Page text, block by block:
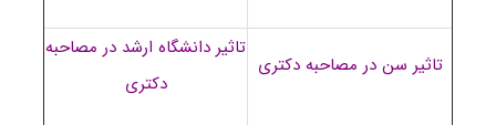
تاثیر سن در مصاحبه دکتری
تاثیر دانشگاه ارشد در مصاحبه
دکتری